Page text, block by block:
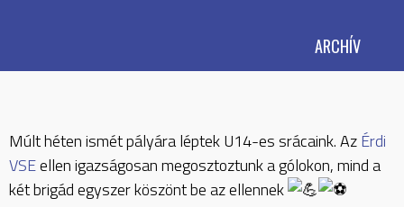
ARCHÍV
Múlt héten ismét pályára léptek U14-es srácaink. AzÉrdi
VSEellen igazságosan megosztoztunk a gólokon, mind a
két brigád egyszer köszönt be az ellennek